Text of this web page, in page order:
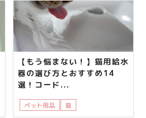
【もう悩まない！】猫用給水
器の選び方とおすすめ14
選！コード...
ペット用品 猫